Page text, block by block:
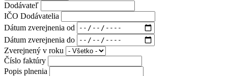
Dodávateľ
IČO Dodávatelia
Dátum zverejnenia od
Dátum zverejnenia do
Zverejnený v roku
Číslo faktúry
Popis plnenia